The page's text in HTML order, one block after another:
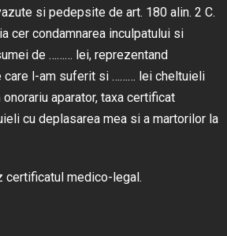
si pedepsite de art. 180 alin. 2 C.
cer condamnarea inculpatului si
de ……… lei, reprezentand
care l-am suferit si ……… lei cheltuieli
aparator, taxa certificat
cu deplasarea mea si a martorilor la
certificatul medico-legal.